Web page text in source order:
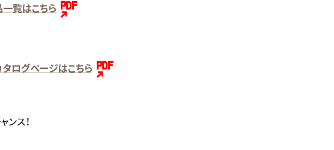
覧はこちら
ログページはこちら
ンス！